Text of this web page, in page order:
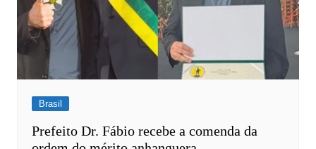
Brasil
Prefeito Dr. Fábio recebe a comenda da